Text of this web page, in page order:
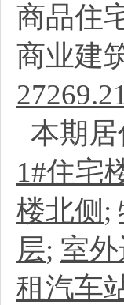
商品住
商业建
27269.21
本期
1#住宅
楼北侧 ;
层; 室
租汽车